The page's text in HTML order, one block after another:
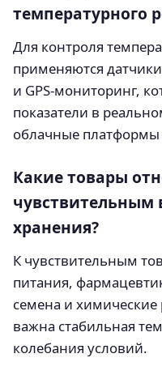
температурного
Для контроля
применяются
и GPS-мониторинг,
показатели в
облачные платформы
Какие товары
чувствительным
хранения?
К чувствительным
питания,
семена и химические
важна стабильная
колебания условий.